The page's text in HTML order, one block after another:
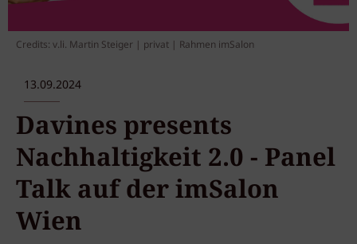
Credits: v.li. Martin Steiger | privat | Rahmen imSalon
13.09.2024
Davines presents
Nachhaltigkeit 2.0 - Panel
Talk auf der imSalon
Wien